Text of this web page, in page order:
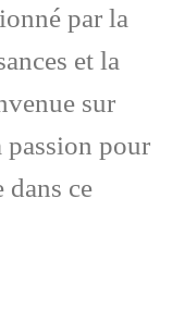
par la
et la
sur
passion pour
ce